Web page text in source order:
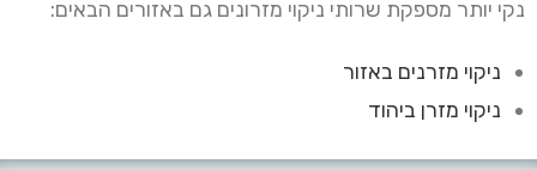
נקי יותר מספקת שרותי ניקוי מזרונים גם באזורים הבאים:
ניקוי מזרנים באזור
ניקוי מזרן ביהוד